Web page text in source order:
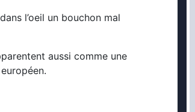
l’oeil un bouchon mal
aussi comme une